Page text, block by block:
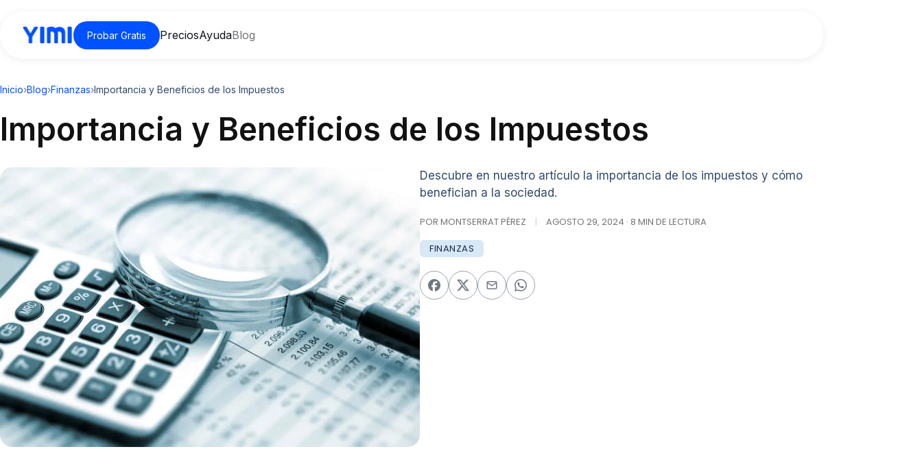
Probar Gratis PreciosAyudaBlog
Inicio›Blog›Finanzas›Importancia y Beneficios de los Impuestos
Importancia y Beneficios de los Impuestos
Descubre en nuestro artículo la importancia de los impuestos y cómo
benefician a la sociedad.
POR MONTSERRAT PÉREZ | AGOSTO 29, 2024 · 8 MIN DE LECTURA
FINANZAS